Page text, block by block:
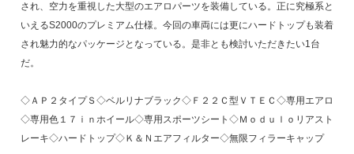
され、空力を重視した大型のエアロパーツを装備している。正に究極系と
いえるS2000のプレミアム仕様。今回の車両には更にハードトップも装着
され魅力的なパッケージとなっている。是非とも検討いただきたい1台
だ。
◇ＡＰ２タイプＳ◇ベルリナブラック◇Ｆ２２Ｃ型ＶＴＥＣ◇専用エアロ
◇専用色１７ｉｎホイール◇専用スポーツシート◇Ｍｏｄｕｌｏリアスト
レーキ◇ハードトップ◇Ｋ＆Ｎエアフィルター◇無限フィラーキャップ